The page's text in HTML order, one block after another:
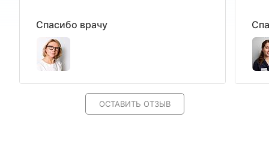
Спасибо врачу
ОСТАВИТЬ ОТЗЫВ